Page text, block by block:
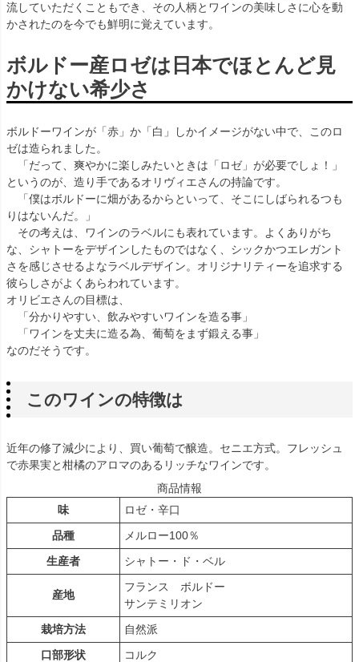
流していただくこともでき、その人柄とワインの美味しさに心を動
かされたのを今でも鮮明に覚えています。
ボルドー産ロゼは日本でほとんど見
かけない希少さ
ボルドーワインが「赤」か「白」しかイメージがない中で、このロ
ゼは造られました。
「だって、爽やかに楽しみたいときは「ロゼ」が必要でしょ！」
というのが、造り手であるオリヴィエさんの持論です。
「僕はボルドーに畑があるからといって、そこにしばられるつも
りはないんだ。」
その考えは、ワインのラベルにも表れています。よくありがち
な、シャトーをデザインしたものではなく、シックかつエレガント
さを感じさせるよなラベルデザイン。オリジナリティーを追求する
彼らしさがよくあらわれています。
オリビエさんの目標は、
「分かりやすい、飲みやすいワインを造る事」
「ワインを丈夫に造る為、葡萄をまず鍛える事」
なのだそうです。
このワインの特徴は
近年の修了減少により、買い葡萄で醸造。セニエ方式。フレッシュ
で赤果実と柑橘のアロマのあるリッチなワインです。
商品情報
味
ロゼ・辛口
品種
メルロー100％
生産者
シャトー・ド・ベル
産地
フランス ボルドー
サンテミリオン
栽培方法
自然派
口部形状
コルク